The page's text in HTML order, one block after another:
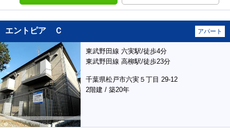
エントピア Ｃ アパート
東武野田線 六実駅/徒歩4分
東武野田線 高柳駅/徒歩23分
千葉県松戸市六実５丁目 29-12
2階建 / 築20年